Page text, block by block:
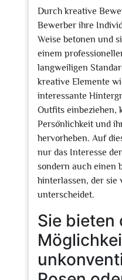
Durch kreative
Bewerber ihre
Weise betonen und
einem
langweiligen
kreative Elemente
interessante
Outfits einbeziehen,
Persönlichkeit und
hervorheben. Auf
nur das Interesse
sondern auch einen
hinterlassen, der sie
unterscheidet.
Sie bieten